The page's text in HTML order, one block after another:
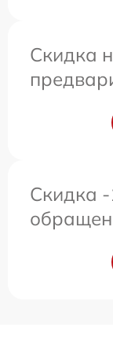
Скидка
Скидка